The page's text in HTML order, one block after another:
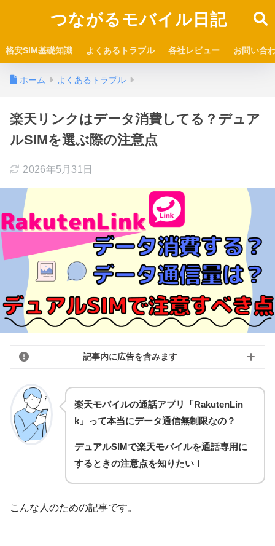
つながるモバイル日記
格安SIM基礎知識 よくあるトラブル 各社レビュー お問い合
ホーム よくあるトラブル
楽天リンクはデータ消費してる？デュア
ルSIMを選ぶ際の注意点
2026年5月31日
記事内に広告を含みます
楽天モバイルの通話アプリ「RakutenLin
k」って本当にデータ通信無制限なの？
デュアルSIMで楽天モバイルを通話専用に
するときの注意点を知りたい！
こんな人のための記事です。